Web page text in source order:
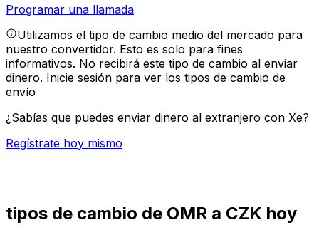
Programar una llamada
Utilizamos el tipo de cambio medio del mercado para
nuestro convertidor. Esto es solo para fines
informativos. No recibirá este tipo de cambio al enviar
dinero. Inicie sesión para ver los tipos de cambio de
envío
¿Sabías que puedes enviar dinero al extranjero con Xe?
Regístrate hoy mismo
tipos de cambio de OMR a CZK hoy